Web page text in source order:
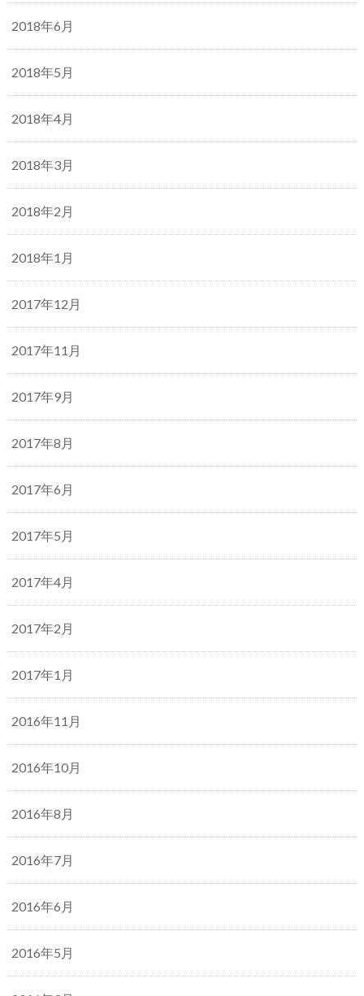
2018年6月
2018年5月
2018年4月
2018年3月
2018年2月
2018年1月
2017年12月
2017年11月
2017年9月
2017年8月
2017年6月
2017年5月
2017年4月
2017年2月
2017年1月
2016年11月
2016年10月
2016年8月
2016年7月
2016年6月
2016年5月